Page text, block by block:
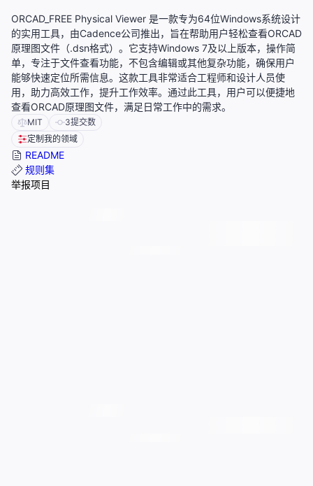
ORCAD_FREE Physical Viewer 是一款专为64位Windows系统设计
的实用工具，由Cadence公司推出，旨在帮助用户轻松查看ORCAD
原理图文件（.dsn格式）。它支持Windows 7及以上版本，操作简
单，专注于文件查看功能，不包含编辑或其他复杂功能，确保用户
能够快速定位所需信息。这款工具非常适合工程师和设计人员使
用，助力高效工作，提升工作效率。通过此工具，用户可以便捷地
查看ORCAD原理图文件，满足日常工作中的需求。
MIT 3提交数
定制我的领域
README
规则集
举报项目